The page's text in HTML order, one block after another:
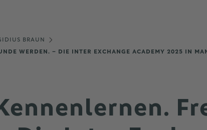
BRAUN
WERDEN. – DIE INTER EXCHANGE ACADEMY 2025 IN